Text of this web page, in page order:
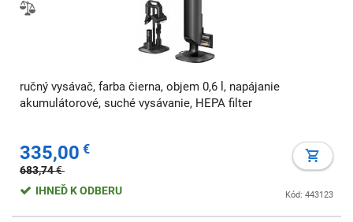
ručný vysávač, farba čierna, objem 0,6 l, napájanie
akumulátorové, suché vysávanie, HEPA filter
335,00 €
683,74€
Kód: 443123
IHNEĎ K ODBERU